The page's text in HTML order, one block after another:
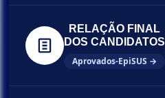
RELAÇÃO FINAL
DOS CANDIDATOS
Aprovados-EpiSUS →